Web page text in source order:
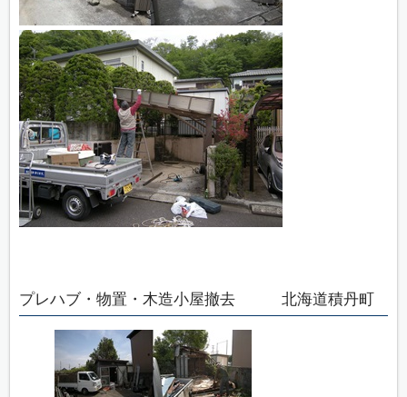
プレハブ・物置・木造小屋撤去 北海道積丹町